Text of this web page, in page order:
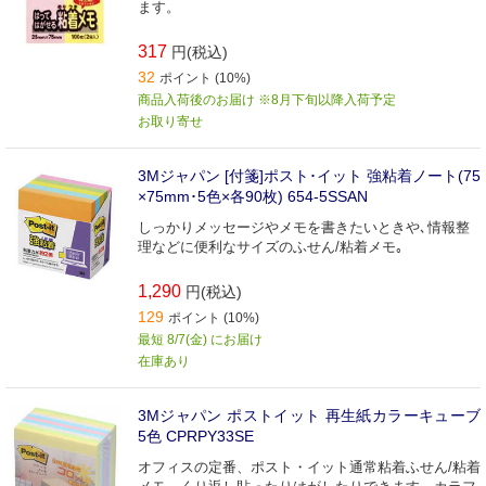
ます。
317 円(税込)
32 ポイント (10%)
商品入荷後のお届け ※8月下旬以降入荷予定
お取り寄せ
3Mジャパン [付箋]ポスト･イット 強粘着ノート(75
×75mm･5色×各90枚) 654-5SSAN
しっかりメッセージやメモを書きたいときや､情報整
理などに便利なサイズのふせん/粘着メモ｡
1,290 円(税込)
129 ポイント (10%)
最短 8/7(金) にお届け
在庫あり
3Mジャパン ポストイット 再生紙カラーキューブ
5色 CPRPY33SE
オフィスの定番、ポスト・イット通常粘着ふせん/粘着